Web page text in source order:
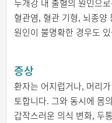
두개강 내 출혈의 원인으
혈관염, 혈관 기형, 뇌종양
원인이 불명확한 경우도
증상
환자는 어지럽거나, 머리
토합니다. 그와 동시에 몸
갑작스러운 의식 변화, 두